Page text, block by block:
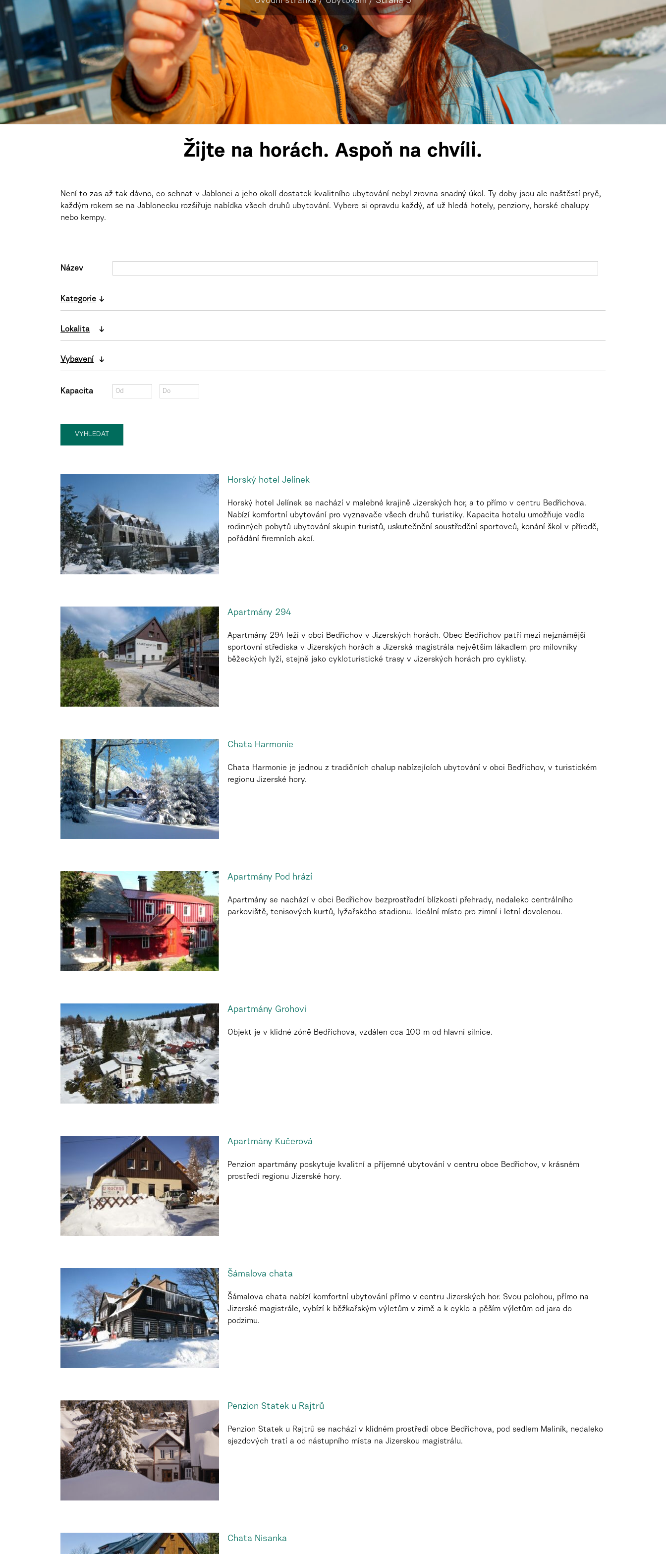
Žijte na horách. Aspoň na chvíli.
Není to zas až tak dávno, co sehnat v Jablonci a jeho okolí dostatek kvalitního ubytování nebyl zrovna snadný úkol. Ty doby jsou ale naštěstí pryč,
každým rokem se na Jablonecku rozšiřuje nabídka všech druhů ubytování. Vybere si opravdu každý, ať už hledá hotely, penziony, horské chalupy
nebo kempy.
Název
Kategorie
Lokalita
Vybavení
Kapacita
Horský hotel Jelínek
Horský hotel Jelínek se nachází v malebné krajině Jizerských hor, a to přímo v centru Bedřichova.
Nabízí komfortní ubytování pro vyznavače všech druhů turistiky. Kapacita hotelu umožňuje vedle
rodinných pobytů ubytování skupin turistů, uskutečnění soustředění sportovců, konání škol v přírodě,
pořádání firemních akcí.
Apartmány 294
Apartmány 294 leží v obci Bedřichov v Jizerských horách. Obec Bedřichov patří mezi nejznámější
sportovní střediska v Jizerských horách a Jizerská magistrála největším lákadlem pro milovníky
běžeckých lyží, stejně jako cykloturistické trasy v Jizerských horách pro cyklisty.
Chata Harmonie
Chata Harmonie je jednou z tradičních chalup nabízejících ubytování v obci Bedřichov, v turistickém
regionu Jizerské hory.
Apartmány Pod hrází
Apartmány se nachází v obci Bedřichov bezprostřední blízkosti přehrady, nedaleko centrálního
parkoviště, tenisových kurtů, lyžařského stadionu. Ideální místo pro zimní i letní dovolenou.
Apartmány Grohovi
Objekt je v klidné zóně Bedřichova, vzdálen cca 100 m od hlavní silnice.
Apartmány Kučerová
Penzion apartmány poskytuje kvalitní a příjemné ubytování v centru obce Bedřichov, v krásném
prostředí regionu Jizerské hory.
Šámalova chata
Šámalova chata nabízí komfortní ubytování přímo v centru Jizerských hor. Svou polohou, přímo na
Jizerské magistrále, vybízí k běžkařským výletům v zimě a k cyklo a pěším výletům od jara do
podzimu.
Penzion Statek u Rajtrů
Penzion Statek u Rajtrů se nachází v klidném prostředí obce Bedřichova, pod sedlem Maliník, nedaleko
sjezdových tratí a od nástupního místa na Jizerskou magistrálu.
Chata Nisanka